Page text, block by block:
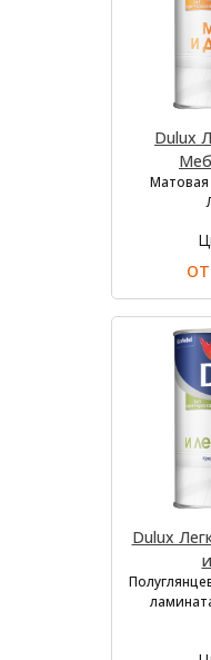
Dulux
Матовая
Dulux